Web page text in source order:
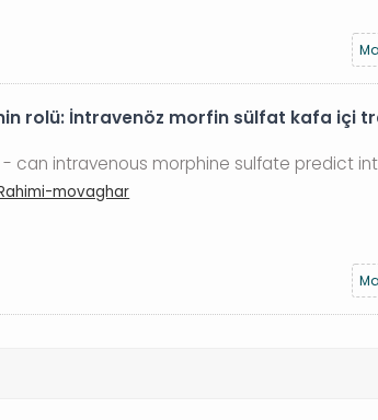
rolü: İntravenöz morfin sülfat kafa içi
can intravenous morphine sulfate predict
movaghar